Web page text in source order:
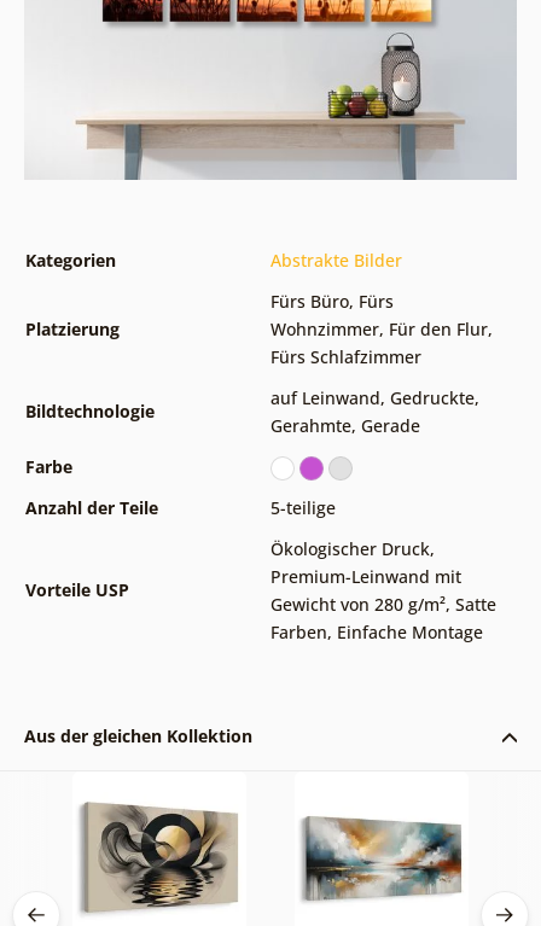
Kategorien Abstrakte Bilder
Platzierung
Fürs Büro, Fürs
Wohnzimmer, Für den Flur,
Fürs Schlafzimmer
Bildtechnologie
auf Leinwand, Gedruckte,
Gerahmte, Gerade
Farbe
Anzahl der Teile
5-teilige
Vorteile USP
Ökologischer Druck,
Premium-Leinwand mit
Gewicht von 280 g/m², Satte
Farben, Einfache Montage
Aus der gleichen Kollektion